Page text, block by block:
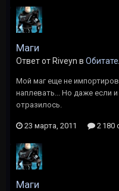
Маги
Ответ от Riveyn в
Мой маг еще не
наплевать... Но даже если
отразилось.
23 марта, 2011 2 180
Маги